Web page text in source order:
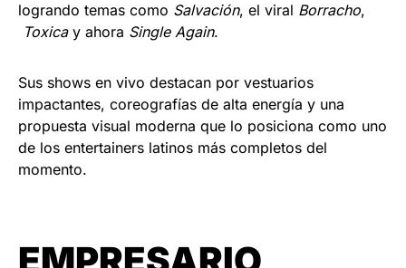
logrando temas como Salvación, el viral Borracho,
Toxicay ahora Single Again.
Sus shows en vivo destacan por vestuarios
impactantes, coreografías de alta energía y una
propuesta visual moderna que lo posiciona como uno
de los entertainers latinos más completos del
momento.